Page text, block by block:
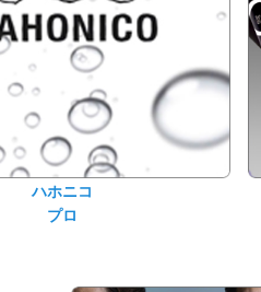
ハホニコ
プロ